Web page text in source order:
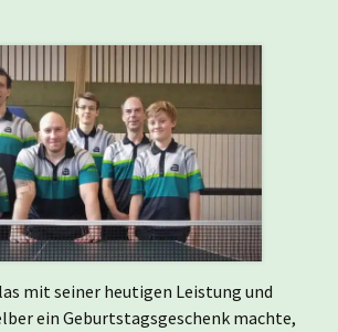
mit seiner heutigen Leistung und
ein Geburtstagsgeschenk machte,